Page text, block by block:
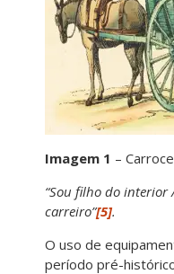
Imagem 1 –
“Sou filho do interior
carreiro”[5].
O uso de
período pré-